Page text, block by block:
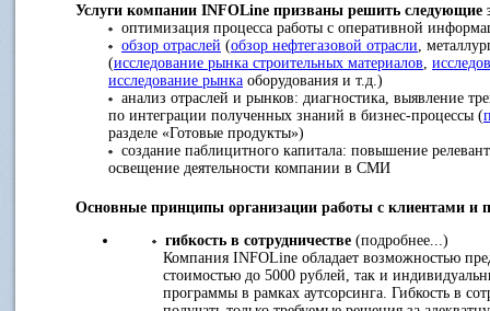
Услуги компании INFOLine призваны решить следующие
оптимизация процесса работы с оперативной
обзор отраслей (обзор нефтегазовой отрасли ,
(исследование рынка строительных материалов
исследование рынка оборудования и т.д.)
анализ отраслей и рынков: диагностика, выявление
по интеграции полученных знаний в бизнес-процессы (
разделе «Готовые продукты»)
создание паблицитного капитала: повышение
освещение деятельности компании в СМИ
Основные принципы организации работы с клиентами и
гибкость в сотрудничестве (подробнее...)
Компания INFOLine обладает возможностью
стоимостью до 5000 рублей, так и
программы в рамках аутсорсинга. Гибкость в